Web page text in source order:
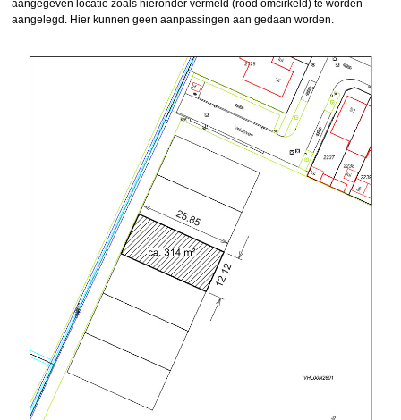
aangegeven locatie zoals hieronder vermeld (rood omcirkeld) te worden
aangelegd. Hier kunnen geen aanpassingen aan gedaan worden.